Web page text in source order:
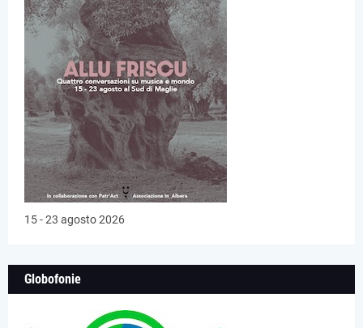
15 - 23 agosto 2026
Globofonie